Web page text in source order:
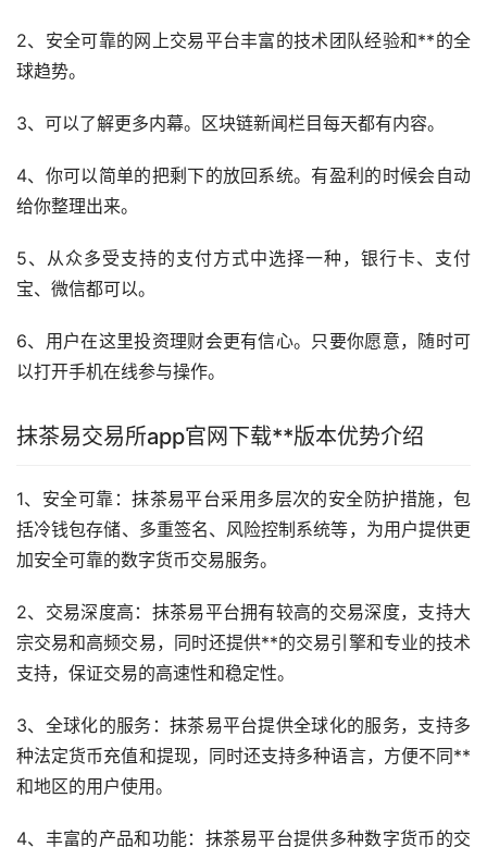
2、安全可靠的网上交易平台丰富的技术团队经验和**的全
球趋势。
3、可以了解更多内幕。区块链新闻栏目每天都有内容。
4、你可以简单的把剩下的放回系统。有盈利的时候会自动
给你整理出来。
5、从众多受支持的支付方式中选择一种，银行卡、 支付
宝、微信都可以。
6、用户在这里投资理财会更有信心。只要你愿意，随时可
以打开手机在线参与操作。
抹茶易交易所app官网下载**版本优势介绍
1、安全可靠：抹茶易平台采用多层次的安全防护措施，包
括冷钱包存储、多重签名、风险控制系统等，为用户提供更
加安全可靠的数字货币交易服务。
2、交易深度高：抹茶易平台拥有较高的交易深度，支持大
宗交易和高频交易，同时还提供**的交易引擎和专业的技术
支持，保证交易的高速性和稳定性。
3、全球化的服务：抹茶易平台提供全球化的服务，支持多
种法定货币充值和提现，同时还支持多种语言，方便不同**
和地区的用户使用。
4、丰富的产品和功能：抹茶易平台提供多种数字货币的交